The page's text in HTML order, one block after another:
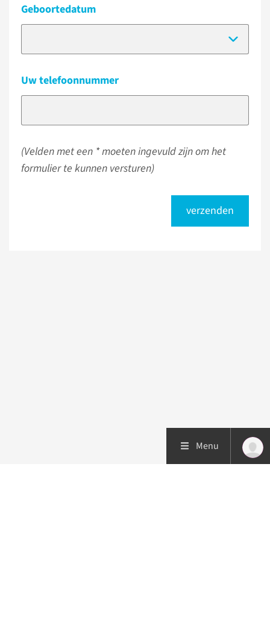
Geboortedatum
Uw telefoonnummer
(Velden met een * moeten ingevuld zijn om het
formulier te kunnen versturen)
verzenden
Menu